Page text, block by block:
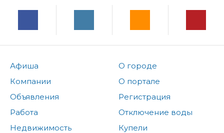
Афиша
Компании
Объявления
Работа
Недвижимость
О городе
О портале
Регистрация
Отключение воды
Купели